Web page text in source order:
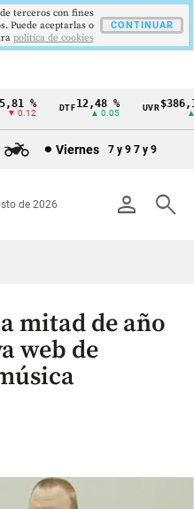
%
0.12
DTF12,48 %
▲ 0.05
UVR
▲
Viernes 7 y 9 7 y 9
person search
de 2026
mitad de año
web de
terceros con fines
Puede aceptarlas o
politica de cookies
CONTINUAR